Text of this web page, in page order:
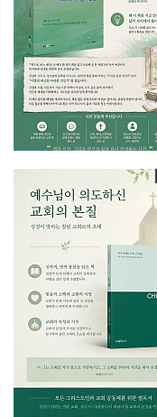
소그룹 리더 자기 평가서
소그룹리더 집중훈련" 1